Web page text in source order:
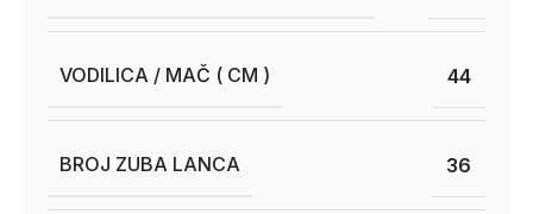
VODILICA / MAČ ( CM ) 44
BROJ ZUBA LANCA 36